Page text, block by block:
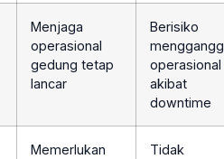
Menjaga
operasional
gedung tetap
lancar
Berisiko
operasional
akibat
downtime
Memerlukan
Tidak